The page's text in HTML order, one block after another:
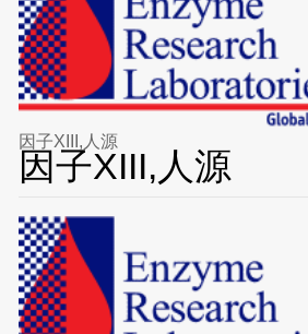
因子XIII,人源
因子XIII,人源